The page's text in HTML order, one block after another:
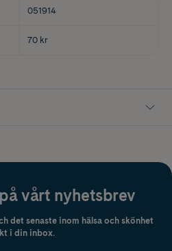
051914
70 kr
vårt nyhetsbrev
det senaste inom hälsa och skönhet
i din inbox.